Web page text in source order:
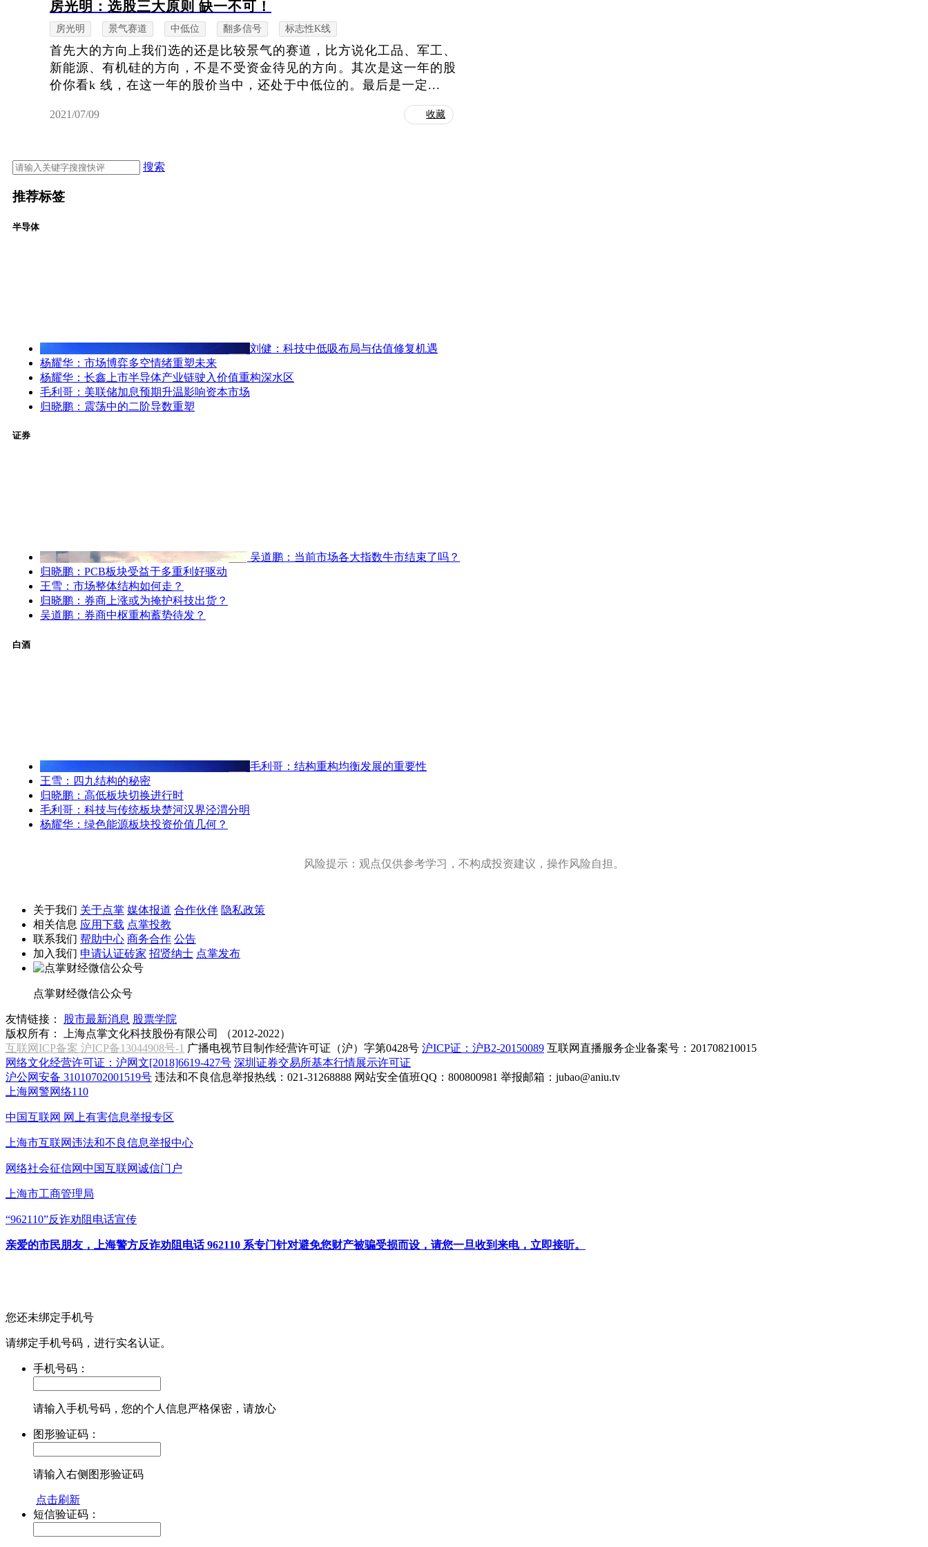
房光明：选股三大原则 缺一不可！
房光明 景气赛道 中低位 翻多信号 标志性K线
首先大的方向上我们选的还是比较景气的赛道，比方说化工品、军工、
新能源、有机硅的方向，不是不受资金待见的方向。其次是这一年的股
价你看k 线，在这一年的股价当中，还处于中低位的。最后是一定...
2021/07/09 收藏
搜索
推荐标签
半导体
刘健：科技中低吸布局与估值修复机遇
杨耀华：市场博弈多空情绪重塑未来
杨耀华：长鑫上市半导体产业链驶入价值重构深水区
毛利哥：美联储加息预期升温影响资本市场
归晓鹏：震荡中的二阶导数重塑
证券
吴道鹏：当前市场各大指数牛市结束了吗？
归晓鹏：PCB板块受益于多重利好驱动
王雪：市场整体结构如何走？
归晓鹏：券商上涨或为掩护科技出货？
吴道鹏：券商中枢重构蓄势待发？
白酒
毛利哥：结构重构均衡发展的重要性
王雪：四九结构的秘密
归晓鹏：高低板块切换进行时
毛利哥：科技与传统板块楚河汉界泾渭分明
杨耀华：绿色能源板块投资价值几何？
风险提示：观点仅供参考学习，不构成投资建议，操作风险自担。
关于我们 关于点掌 媒体报道 合作伙伴 隐私政策
相关信息 应用下载 点掌投教
联系我们 帮助中心 商务合作 公告
加入我们 申请认证砖家 招贤纳士 点掌发布
点掌财经微信公众号
友情链接： 股市最新消息 股票学院
版权所有：
上海点掌文化科技股份有限公司 （2012-2022）
互联网ICP备案 沪ICP备13044908号-1 广播电视节目制作经营许可证（沪）字第0428号 沪ICP证：沪B2-20150089 互联网直播服务企业备案号：201708210015
网络文化经营许可证：沪网文[2018]6619-427号 深圳证券交易所基本行情展示许可证
沪公网安备 31010702001519号 违法和不良信息举报热线：021-31268888 网站安全值班QQ：800800981 举报邮箱： jubao@aniu.tv
上海网警网络110
中国互联网 网上有害信息举报专区
上海市互联网违法和不良信息举报中心
网络社会征信网中国互联网诚信门户
上海市工商管理局
“962110”反诈劝阻电话宣传
亲爱的市民朋友，上海警方反诈劝阻电话 962110 系专门针对避免您财产被骗受损而设，请您一旦收到来电，立即接听。
您还未绑定手机号
请绑定手机号码，进行实名认证。
手机号码：
请输入手机号码，您的个人信息严格保密，请放心
图形验证码：
请输入右侧图形验证码
点击刷新
短信验证码：